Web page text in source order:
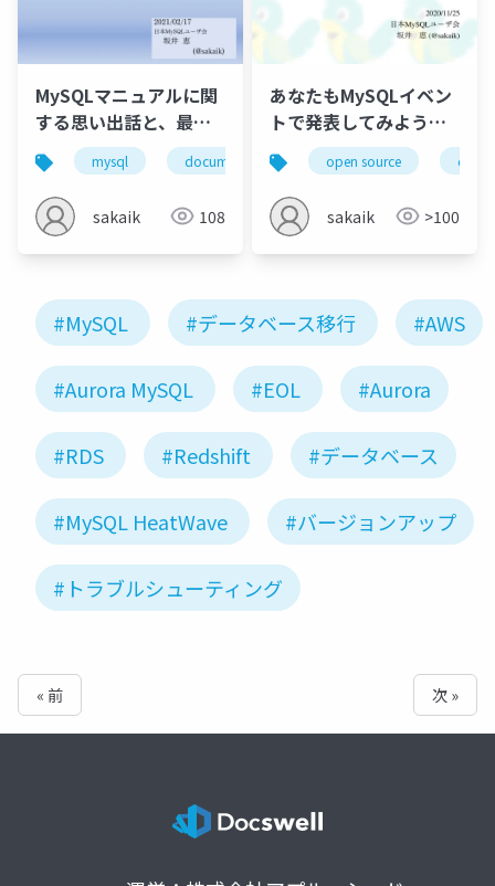
MySQLマニュアルに関
する思い出話と、最近
差分を追っている話
mysql document reference manual
sakaik 108
あなたもMySQLイベン
トで発表してみよう～
登壇体験のスゝメ～
open source
sakaik >100
#MySQL #データベース移行 #AWS
#Aurora MySQL #EOL #Aurora
#RDS #Redshift #データベース
#MySQL HeatWave #バージョンアップ
#トラブルシューティング
« 前 次 »